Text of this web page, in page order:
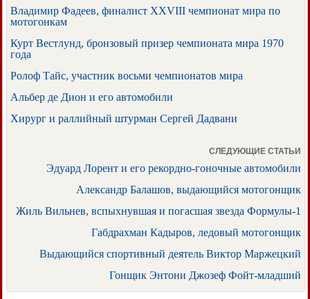
Владимир Фадеев, финалист XXVIII чемпионат мира по
мотогонкам
Курт Вестлунд, бронзовый призер чемпионата мира 1970
года
Ролоф Тайс, участник восьми чемпионатов мира
Альбер де Дион и его автомобили
Хирург и раллийный штурман Сергей Дадвани
СЛЕДУЮЩИЕ СТАТЬИ
Эдуард Лорент и его рекордно-гоночные автомобили
Александр Балашов, выдающийся мотогонщик
Жиль Вильнев, вспыхнувшая и погасшая звезда Формулы-1
Габдрахман Кадыров, ледовый мотогонщик
Выдающийся спортивный деятель Виктор Маржецкий
Гонщик Энтони Джозеф Фойт-младший